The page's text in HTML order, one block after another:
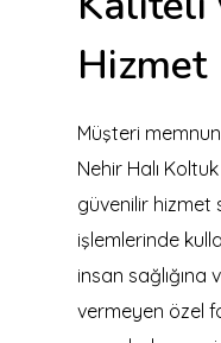
Hizmet
Müşteri
Nehir Halı
güvenilir hizmet
işlemlerinde
insan
vermeyen özel